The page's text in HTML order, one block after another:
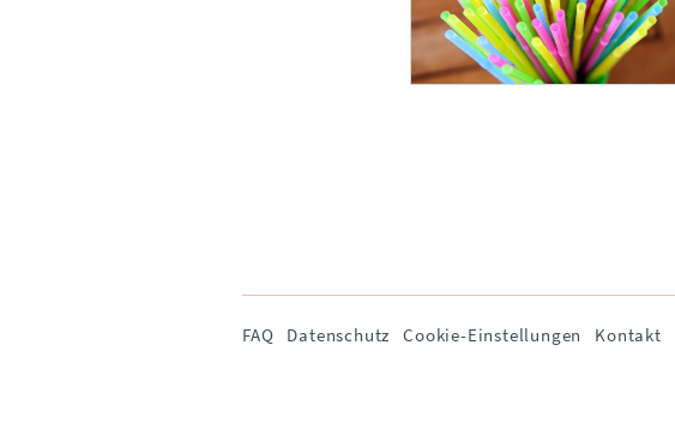
Navigation
FAQ Datenschutz Cookie-Einstellungen Kontakt